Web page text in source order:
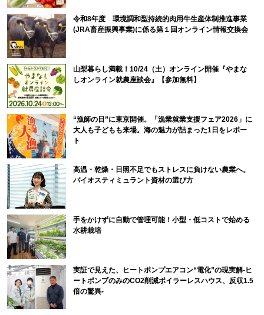
令和8年度 環境調和型持続的肉用牛生産体制推進事業
(JRA畜産振興事業)に係る第１回オンライン情報交換会
山梨暮らし満載！10/24（土）オンライン開催『やまな
しオンライン就農座談会』【参加無料】
“漁師の日”に東京開催。「漁業就業支援フェア2026」に
大人も子どもも来場。海の魅力が詰まった1日をレポー
ト
高温・乾燥・日照不足でもストレスに負けない農業へ。
バイオスティミュラント資材の選び方
手をかけずに自動で管理可能！小型・低コストで始める
水耕栽培
実証で見えた、ヒートポンプエアコン“電化”の現実解-ヒ
ートポンプのみのCO2削減ボイラーレスハウス、反収1.5
倍の驚異-